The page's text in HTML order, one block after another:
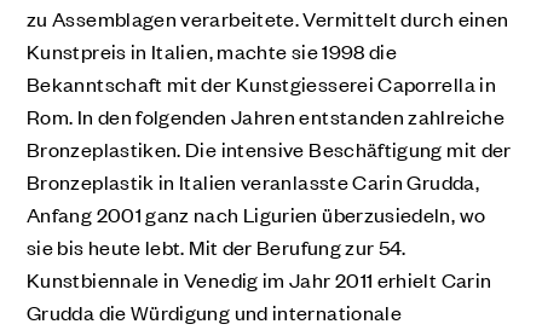
zu Assemblagen verarbeitete. Vermittelt durch einen
Kunstpreis in Italien, machte sie 1998 die
Bekanntschaft mit der Kunstgiesserei Caporrella in
Rom. In den folgenden Jahren entstanden zahlreiche
Bronzeplastiken. Die intensive Beschäftigung mit der
Bronzeplastik in Italien veranlasste Carin Grudda,
Anfang 2001 ganz nach Ligurien überzusiedeln, wo
sie bis heute lebt. Mit der Berufung zur 54.
Kunstbiennale in Venedig im Jahr 2011 erhielt Carin
Grudda die Würdigung und internationale